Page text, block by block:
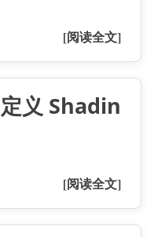
[阅读全文]
义 Shadin
[阅读全文]